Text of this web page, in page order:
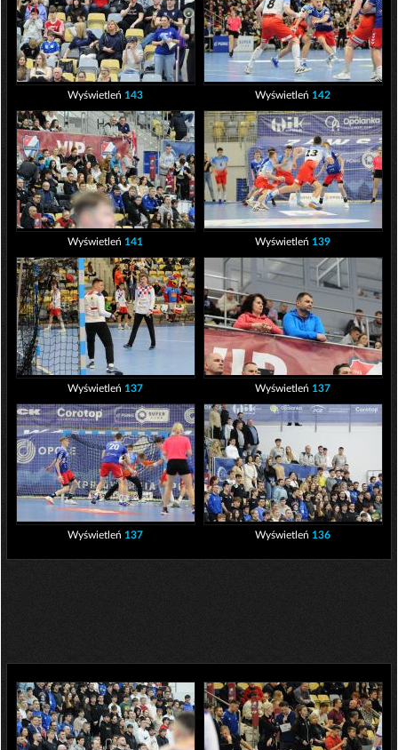
Wyświetleń 143 Wyświetleń 142
Wyświetleń 141 Wyświetleń 139
Wyświetleń 137 Wyświetleń 137
Wyświetleń 137 Wyświetleń 136